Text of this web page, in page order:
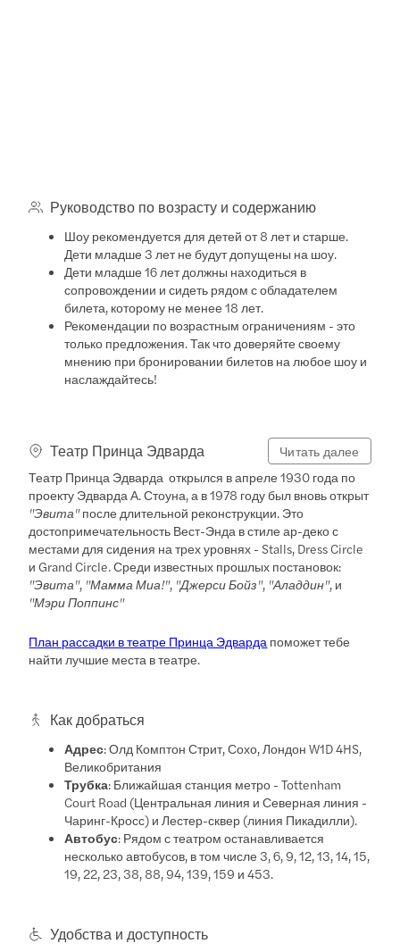
Руководство по возрасту и содержанию
Шоу рекомендуется для детей от 8 лет и старше.
Дети младше 3 лет не будут допущены на шоу.
Дети младше 16 лет должны находиться в
сопровождении и сидеть рядом с обладателем
билета, которому не менее 18 лет.
Рекомендации по возрастным ограничениям - это
только предложения. Так что доверяйте своему
мнению при бронировании билетов на любое шоу и
наслаждайтесь!
Театр Принца Эдварда
Читать далее
Театр Принца Эдварда открылся в апреле 1930 года по
проекту Эдварда А. Стоуна, а в 1978 году был вновь открыт
"Эвита"после длительной реконструкции. Это
достопримечательность Вест-Энда в стиле ар-деко с
местами для сидения на трех уровнях - Stalls, Dress Circle
и Grand Circle. Среди известных прошлых постановок:
"Эвита", "Мамма Миа!", "Джерси Бойз", "Аладдин", и
"Мэри Поппинс"
План рассадки в театре Принца Эдварда поможет тебе
найти лучшие места в театре.
Как добраться
Адрес: Олд Комптон Стрит, Сохо, Лондон W1D 4HS,
Великобритания
Трубка: Ближайшая станция метро - Tottenham
Court Road (Центральная линия и Северная линия -
Чаринг-Кросс) и Лестер-сквер (линия Пикадилли).
Автобус: Рядом с театром останавливается
несколько автобусов, в том числе 3, 6, 9, 12, 13, 14, 15,
19, 22, 23, 38, 88, 94, 139, 159 и 453.
Удобства и доступность